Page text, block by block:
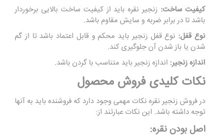
کیفیت ساخت: زنجیر نقره باید از کیفیت ساخت بالایی برخوردار
باشد تا در برابر ضربه و سایش مقاوم باشد.
نوع قفل: نوع قفل زنجیر باید محکم و قابل اعتماد باشد تا از گم
شدن یا باز شدن آن جلوگیری کند.
اندازه زنجیر: اندازه زنجیر باید متناسب با گردن باشد.
نکات کلیدی فروش محصول
در فروش زنجیر نقره نکات مهمی وجود دارد که فروشنده باید به آنها
توجه داشته باشد. این نکات عبارتند از:
اصل بودن نقره: